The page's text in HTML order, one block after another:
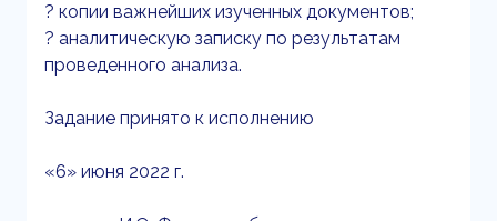
? копии важнейших изученных документов;
? аналитическую записку по результатам
проведенного анализа.
Задание принято к исполнению
«6» июня 2022 г.